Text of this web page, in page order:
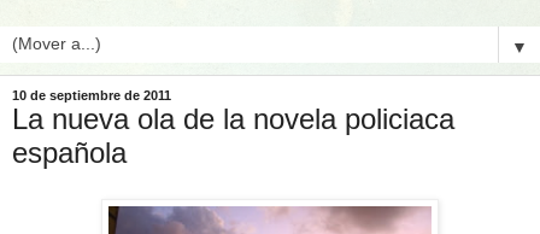
▼
10 de septiembre de 2011
La nueva ola de la novela policiaca
española